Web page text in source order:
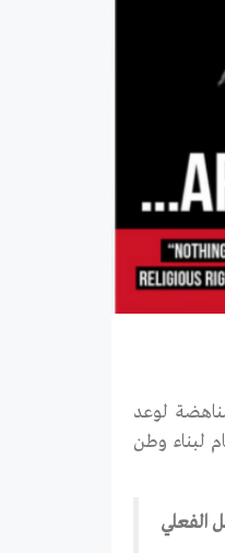
لوعد
لبناء وطن
الفعلي